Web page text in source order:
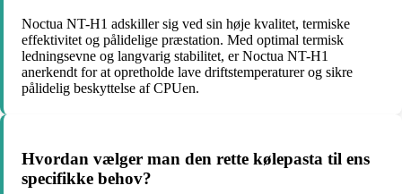
Noctua NT-H1 adskiller sig ved sin høje kvalitet, termiske
effektivitet og pålidelige præstation. Med optimal termisk
ledningsevne og langvarig stabilitet, er Noctua NT-H1
anerkendt for at opretholde lave driftstemperaturer og sikre
pålidelig beskyttelse af CPUen.
Hvordan vælger man den rette kølepasta til ens
specifikke behov?